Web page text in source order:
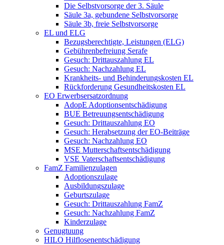
Die Selbstvorsorge der 3. Säule
Säule 3a, gebundene Selbstvorsorge
Säule 3b, freie Selbstvorsorge
EL und ELG
Bezugsberechtigte, Leistungen (ELG)
Gebührenbefreiung Serafe
Gesuch: Drittauszahlung EL
Gesuch: Nachzahlung EL
Krankheits- und Behinderungskosten EL
Rückforderung Gesundheitskosten EL
EO Erwerbsersatzordnung
AdopE Adoptionsentschädigung
BUE Betreuungsentschädigung
Gesuch: Drittauszahlung EO
Gesuch: Herabsetzung der EO-Beiträge
Gesuch: Nachzahlung EO
MSE Mutterschaftsentschädigung
VSE Vaterschaftsentschädigung
FamZ Familienzulagen
Adoptionszulage
Ausbildungszulage
Geburtszulage
Gesuch: Drittauszahlung FamZ
Gesuch: Nachzahlung FamZ
Kinderzulage
Genugtuung
HILO Hilflosenentschädigung